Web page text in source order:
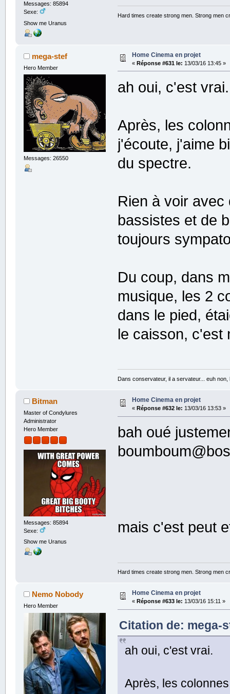
Messages: 85894
Sexe:
Show me Uranus
Hard times create strong men. Strong men
mega-stef
Hero Member
Messages: 26550
Home Cinema en projet
« Réponse #631 le: 13/03/16 13:45 »
ah oui, c'est vrai.
Après, les
j'écoute, j'aime
du spectre.
Rien à voir
bassistes et de
toujours
Du coup, dans
musique, les 2
dans le pied,
le caisson, c'est
Dans conservateur, il a servateur... euh
Bitman
Master of Condylures
Administrator
Hero Member
Messages: 85894
Sexe:
Show me Uranus
Home Cinema en projet
« Réponse #632 le: 13/03/16 13:53 »
bah oué
mais c'est peut
Hard times create strong men. Strong men
Nemo Nobody
Hero Member
Home Cinema en projet
« Réponse #633 le: 13/03/16 15:11 »
Citation de: mega-
ah oui, c'est vrai.
Après, les